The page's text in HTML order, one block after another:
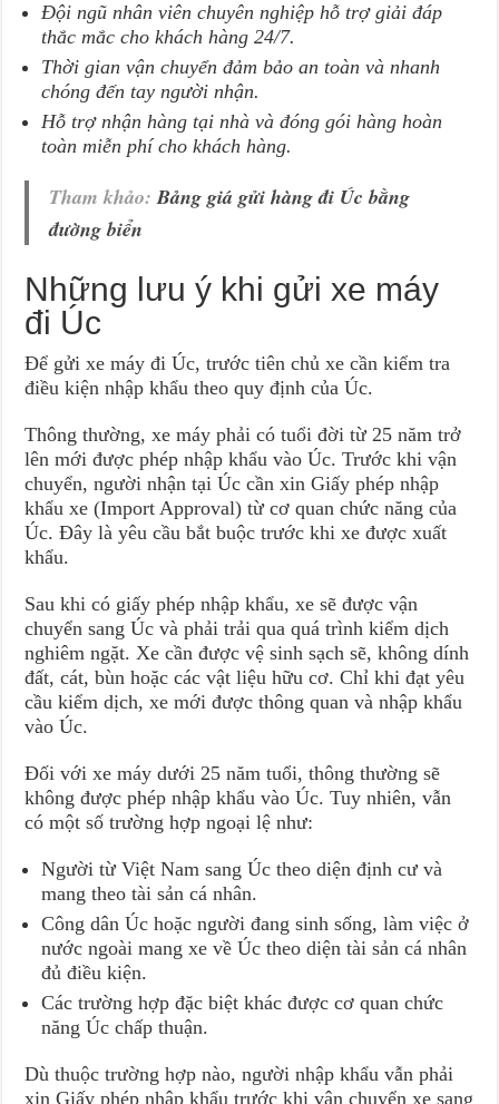
Đội ngũ nhân viên chuyên nghiệp hỗ trợ giải đáp
thắc mắc cho khách hàng 24/7.
Thời gian vận chuyển đảm bảo an toàn và nhanh
chóng đến tay người nhận.
Hỗ trợ nhận hàng tại nhà và đóng gói hàng hoàn
toàn miễn phí cho khách hàng.
Tham khảo:Bảng giá gửi hàng đi Úc bằng
đường biển
Những lưu ý khi gửi xe máy
đi Úc
Để gửi xe máy đi Úc, trước tiên chủ xe cần kiểm tra
điều kiện nhập khẩu theo quy định của Úc.
Thông thường, xe máy phải có tuổi đời từ 25 năm trở
lên mới được phép nhập khẩu vào Úc. Trước khi vận
chuyển, người nhận tại Úc cần xin Giấy phép nhập
khẩu xe (Import Approval) từ cơ quan chức năng của
Úc. Đây là yêu cầu bắt buộc trước khi xe được xuất
khẩu.
Sau khi có giấy phép nhập khẩu, xe sẽ được vận
chuyển sang Úc và phải trải qua quá trình kiểm dịch
nghiêm ngặt. Xe cần được vệ sinh sạch sẽ, không dính
đất, cát, bùn hoặc các vật liệu hữu cơ. Chỉ khi đạt yêu
cầu kiểm dịch, xe mới được thông quan và nhập khẩu
vào Úc.
Đối với xe máy dưới 25 năm tuổi, thông thường sẽ
không được phép nhập khẩu vào Úc. Tuy nhiên, vẫn
có một số trường hợp ngoại lệ như:
Người từ Việt Nam sang Úc theo diện định cư và
mang theo tài sản cá nhân.
Công dân Úc hoặc người đang sinh sống, làm việc ở
nước ngoài mang xe về Úc theo diện tài sản cá nhân
đủ điều kiện.
Các trường hợp đặc biệt khác được cơ quan chức
năng Úc chấp thuận.
Dù thuộc trường hợp nào, người nhập khẩu vẫn phải
xin Giấy phép nhập khẩu trước khi vận chuyển xe sang